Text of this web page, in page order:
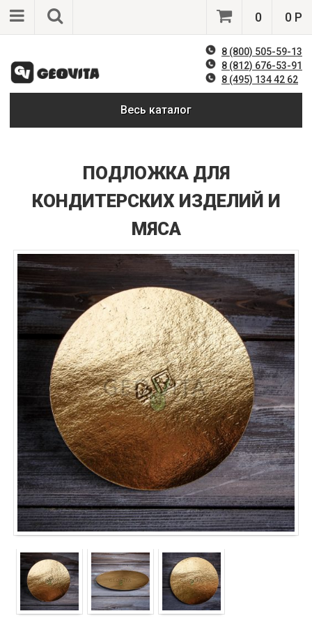
0 0 Р
8 (800) 505-59-13
8 (812) 676-53-91
8 (495) 134 42 62
Весь каталог
ПОДЛОЖКА ДЛЯ
КОНДИТЕРСКИХ ИЗДЕЛИЙ И
МЯСА